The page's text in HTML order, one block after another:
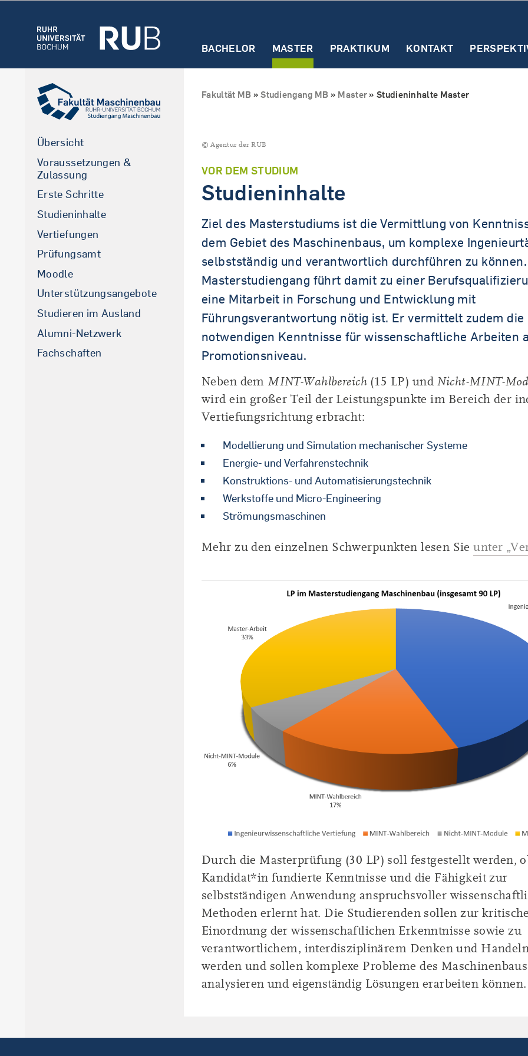
BACHELOR MASTER
Voraussetzungen & Bewerbung
Studieninhalte
Vertiefungen
Prüfungsamt
PRAKTIKUM
Übersicht
Kontakt
Praktikum
Praktikumsbericht
KONTAKT
Übersicht
Voraussetzungen &
Zulassung
Erste Schritte
Studieninhalte
Vertiefungen
Prüfungsamt
Moodle
Unterstützungsangebote
Studieren im Ausland
Alumni-Netzwerk
Fachschaften
Fakultät MB »Studiengang MB » Master»Studieninhalte Master
© Agentur der RUB
VOR DEM STUDIUM
Studieninhalte
Ziel des Masterstudiums ist die Vermittlung von
dem Gebiet des Maschinenbaus, um komplexe
selbstständig und verantwortlich durchführen zu
Masterstudiengang führt damit zu einer
eine Mitarbeit in Forschung und Entwicklung mit
Führungsverantwortung nötig ist. Er vermittelt zudem die
notwendigen Kenntnisse für wissenschaftliche Arbeiten
Promotionsniveau.
Neben dem MINT-Wahlbereich(15 LP) und Nicht-MINT-
wird ein großer Teil der Leistungspunkte im Bereich der
Vertiefungsrichtung erbracht:
Modellierung und Simulation mechanischer Systeme
Energie- und Verfahrenstechnik
Konstruktions- und Automatisierungstechnik
Werkstoffe und Micro-Engineering
Strömungsmaschinen
Mehr zu den einzelnen Schwerpunkten lesen Sieunter
Durch die Masterprüfung (30 LP) soll festgestellt werden,
Kandidat*in fundierte Kenntnisse und die Fähigkeit zur
selbstständigen Anwendung anspruchsvoller
Methoden erlernt hat. Die Studierenden sollen zur
Einordnung der wissenschaftlichen Erkenntnisse sowie zu
verantwortlichem, interdisziplinärem Denken und
werden und sollen komplexe Probleme des Maschinenbaus
analysieren und eigenständig Lösungen erarbeiten können.